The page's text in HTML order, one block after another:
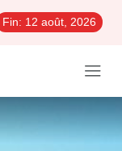
Fin: 12 août, 2026